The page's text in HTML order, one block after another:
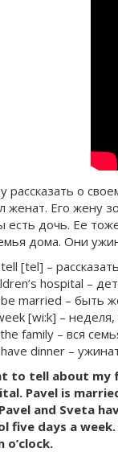
рассказать о
женат. Его жену
есть дочь. Ее
дома. Они
[tel] –
hospital –
married – быть
[wi:k] –
family – вся
dinner –
to tell about my
Pavel is
and Sveta
five days a
o’clock.